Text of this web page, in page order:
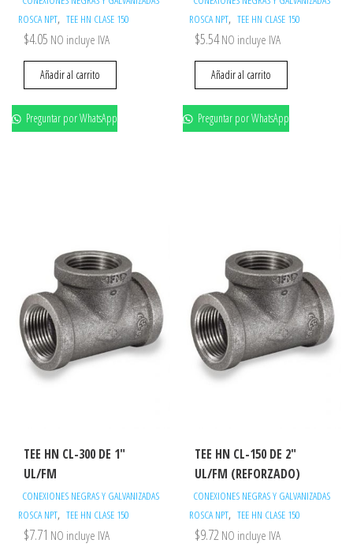
ROSCA NPT, TEE HN CLASE 150
$4.05 NO incluye IVA
Añadir al carrito
Preguntar por WhatsApp
ROSCA NPT, TEE HN CLASE 150
$5.54NO incluye IVA
Añadir al carrito
Preguntar por WhatsApp
TEE HN CL-300 DE 1″
UL/FM
CONEXIONES NEGRAS Y GALVANIZADAS
ROSCA NPT, TEE HN CLASE 150
$7.71 NO incluye IVA
TEE HN CL-150 DE 2″
UL/FM (REFORZADO)
CONEXIONES NEGRAS Y GALVANIZADAS
ROSCA NPT, TEE HN CLASE 150
$9.72 NO incluye IVA